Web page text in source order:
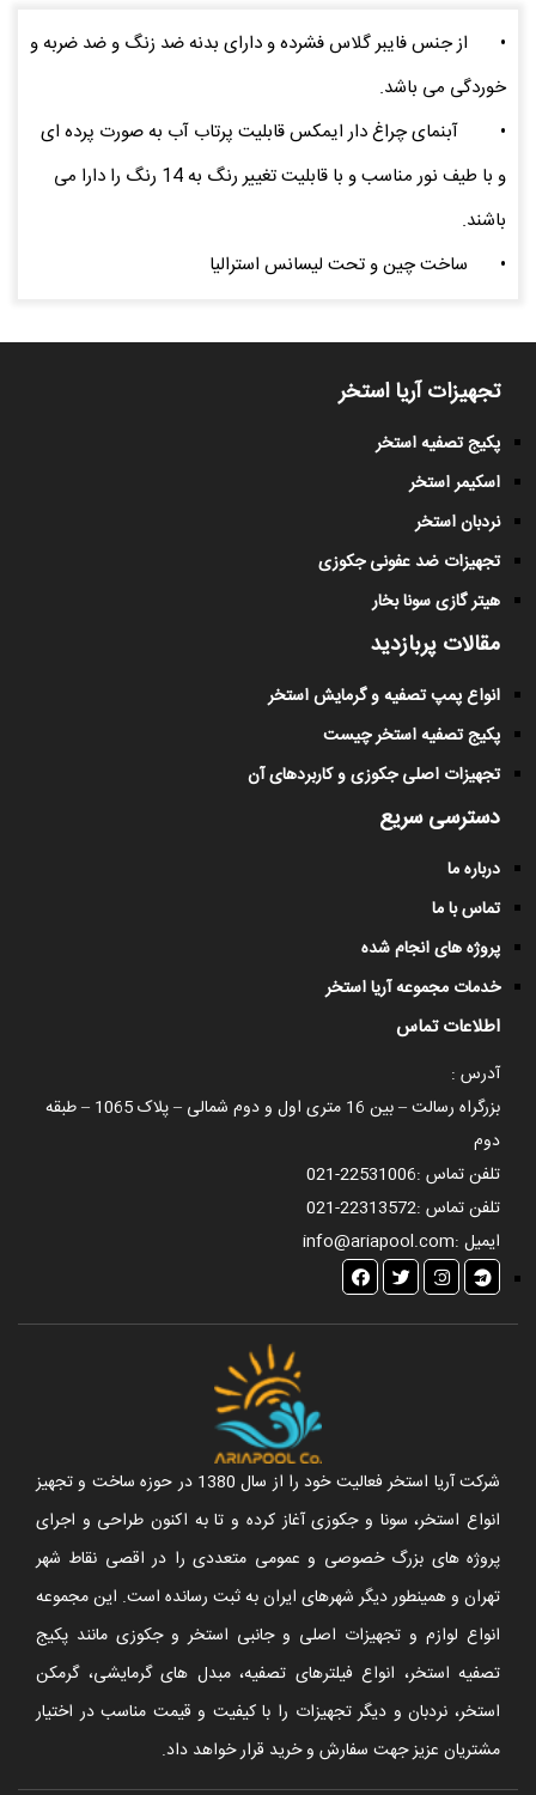
•
از جنس فایبر گلاس فشرده و دارای بدنه ضد زنگ و ضد ضربه و
خوردگی می باشد.
•
آبنمای چراغ دار ایمکس قابلیت پرتاب آب به صورت پرده ای
و با طیف نور مناسب و با قابلیت تغییر رنگ به 14 رنگ را دارا می
باشند.
•
ساخت چین و تحت لیسانس استرالیا
تجهیزات آریا استخر
پکیج تصفیه استخر
اسکیمر استخر
نردبان استخر
تجهیزات ضد عفونی جکوزی
هیتر گازی سونا بخار
مقالات پربازدید
انواع پمپ تصفیه و گرمایش استخر
پکیج تصفیه استخر چیست
تجهیزات اصلی جکوزی و کاربردهای آن
دسترسی سریع
درباره ما
تماس با ما
پروژه های انجام شده
خدمات مجموعه آریا استخر
اطلاعات تماس
آدرس :
بزرگراه رسالت – بین 16 متری اول و دوم شمالی – پلاک 1065 – طبقه
دوم
تلفن تماس :021-22531006
تلفن تماس :021-22313572
ایمیل :info@ariapool.com
شرکت آریا استخر فعالیت خود را از سال 1380 در حوزه ساخت و تجهیز
انواع استخر، سونا و جکوزی آغاز کرده و تا به اکنون طراحی و اجرای
پروژه های بزرگ خصوصی و عمومی متعددی را در اقصی نقاط شهر
تهران و همینطور دیگر شهرهای ایران به ثبت رسانده است. این مجموعه
انواع لوازم و تجهیزات اصلی و جانبی استخر و جکوزی مانند پکیج
تصفیه استخر، انواع فیلترهای تصفیه، مبدل های گرمایشی، گرمکن
استخر، نردبان و دیگر تجهیزات را با کیفیت و قیمت مناسب در اختیار
مشتریان عزیز جهت سفارش و خرید قرار خواهد داد.